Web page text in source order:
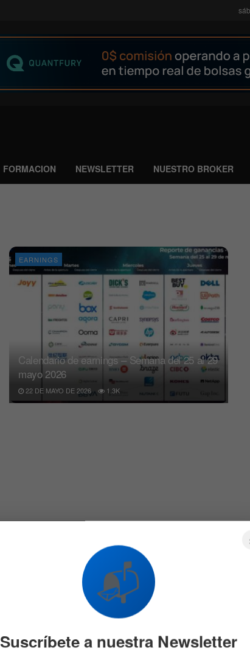
FORMACION NEWSLETTER NUESTRO BROKER
EARNINGS
Calendario de earnings – Semana del 25 al 29
mayo 2026
22 DE MAYO DE 2026 1.3K
📬
Suscríbete a nuestra Newsletter